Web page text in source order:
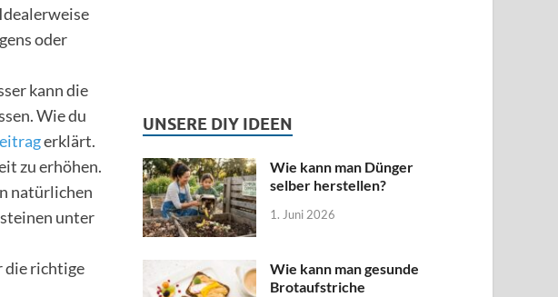
oder
kann die
Wie du
erklärt.
zu erhöhen.
natürlichen
unter
die richtige
UNSERE DIY IDEEN
Wie kann man Dünger
selber herstellen?
1. Juni 2026
Wie kann man gesunde
Brotaufstriche